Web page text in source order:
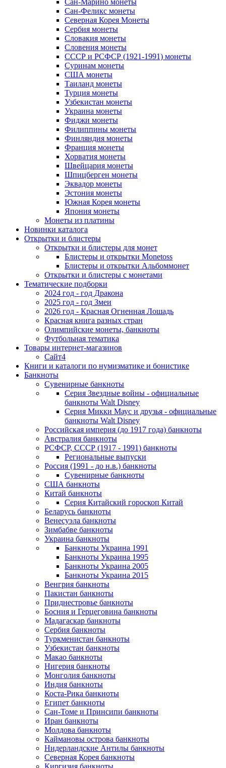
Сан-Марино монеты
Сан-Феликс монеты
Северная Корея Монеты
Сербия монеты
Словакия монеты
Словения монеты
СССР и РСФСР (1921-1991) монеты
Суринам монеты
США монеты
Таиланд монеты
Турция монеты
Узбекистан монеты
Украина монеты
Фиджи монеты
Филиппины монеты
Финляндия монеты
Франция монеты
Хорватия монеты
Швейцария монеты
Шпицберген монеты
Эквадор монеты
Эстония монеты
Южная Корея монеты
Япония монеты
Монеты из платины
Новинки каталога
Открытки и блистеры
Открытки и блистеры для монет
Блистеры и открытки Monetoss
Блистеры и открытки Альбоммонет
Открытки и блистеры с монетами
Тематические подборки
2024 год - год Дракона
2025 год - год Змеи
2026 год - Красная Огненная Лошадь
Красная книга разных стран
Олимпийские монеты, банкноты
Футбольная тематика
Товары интернет-магазинов
Сайт4
Книги и каталоги по нумизматике и бонистике
Банкноты
Сувенирные банкноты
Серия Звездные войны - официальные
банкноты Walt Disney
Серия Микки Маус и друзья - официальные
банкноты Walt Disney
Российская империя (до 1917 года) банкноты
Австралия банкноты
РСФСР, СССР (1917 - 1991) банкноты
Региональные выпуски
Россия (1991 - до н.в.) банкноты
Сувенирные банкноты
США банкноты
Китай банкноты
Серия Китайский гороскоп Китай
Беларусь банкноты
Венесуэла банкноты
Зимбабве банкноты
Украина банкноты
Банкноты Украина 1991
Банкноты Украина 1995
Банкноты Украина 2005
Банкноты Украина 2015
Венгрия банкноты
Пакистан банкноты
Приднестровье банкноты
Босния и Герцеговина банкноты
Мадагаскар банкноты
Сербия банкноты
Туркменистан банкноты
Узбекистан банкноты
Макао банкноты
Нигерия банкноты
Монголия банкноты
Индия банкноты
Коста-Рика банкноты
Египет банкноты
Сан-Томе и Принсипи банкноты
Иран банкноты
Молдова банкноты
Каймановы острова банкноты
Нидерландские Антилы банкноты
Северная Корея банкноты
Киргизия банкноты